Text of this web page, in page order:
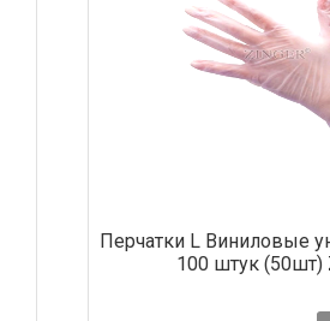
Перчатки L Виниловые
100 штук (50шт)